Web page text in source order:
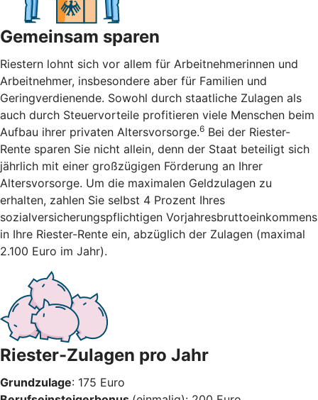
Gemeinsam sparen
Riestern lohnt sich vor allem für Arbeitnehmerinnen und
Arbeitnehmer, insbesondere aber für Familien und
Geringverdienende. Sowohl durch staatliche Zulagen als
auch durch Steuervorteile profitieren viele Menschen beim
Aufbau ihrer privaten Altersvorsorge.6 Bei der Riester-
Rente sparen Sie nicht allein, denn der Staat beteiligt sich
jährlich mit einer großzügigen Förderung an Ihrer
Altersvorsorge. Um die maximalen Geldzulagen zu
erhalten, zahlen Sie selbst 4 Prozent Ihres
sozialversicherungspflichtigen Vorjahresbruttoeinkommens
in Ihre Riester-Rente ein, abzüglich der Zulagen (maximal
2.100 Euro im Jahr).
Riester-Zulagen pro Jahr
Grundzulage: 175 Euro